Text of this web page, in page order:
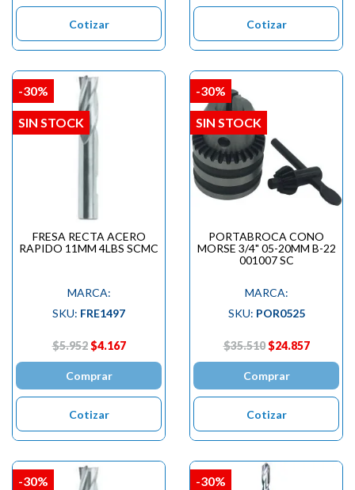
Cotizar Cotizar
FRESA RECTA ACERO
RAPIDO 11MM 4LBS SCMC
MARCA:
SKU: FRE1497
$5.952 $4.167
Comprar
Cotizar
-30%
SIN STOCK
PORTABROCA CONO
MORSE 3/4" 05-20MM B-22
001007 SC
MARCA:
SKU: POR0525
$35.510 $24.857
Comprar
Cotizar
-30%
SIN STOCK
-30% -30%